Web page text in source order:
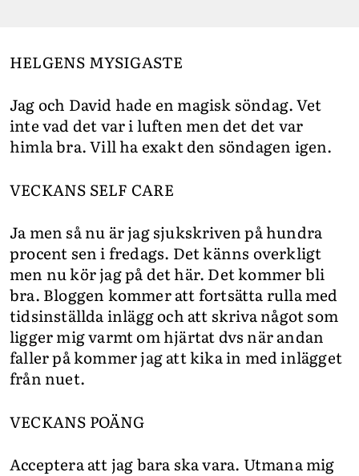
HELGENS MYSIGASTE
Jag och David hade en magisk söndag. Vet
inte vad det var i luften men det det var
himla bra. Vill ha exakt den söndagen igen.
VECKANS SELF CARE
Ja men så nu är jag sjukskriven på hundra
procent sen i fredags. Det känns overkligt
men nu kör jag på det här. Det kommer bli
bra. Bloggen kommer att fortsätta rulla med
tidsinställda inlägg och att skriva något som
ligger mig varmt om hjärtat dvs när andan
faller på kommer jag att kika in med inlägget
från nuet.
VECKANS POÄNG
Acceptera att jag bara ska vara. Utmana mig